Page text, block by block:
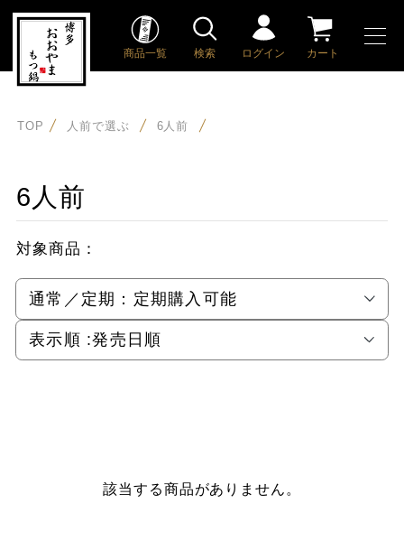
商品一覧 検索 ログイン カート
TOP 人前で選ぶ 6人前
6人前
対象商品：
通常／定期： 定期購入可能
表示順 :発売日順
該当する商品がありません。